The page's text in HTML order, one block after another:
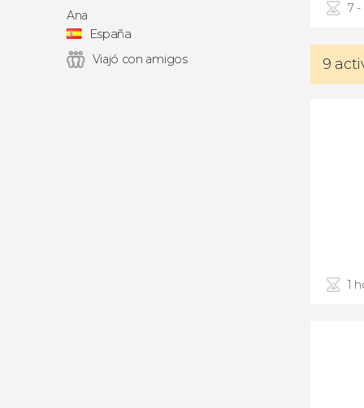
Ana
España
Viajó con amigos
7 -
9
1